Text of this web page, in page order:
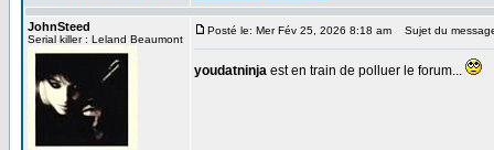
JohnSteed
Serial killer : Leland Beaumont
Posté le: Mer Fév 25, 2026 8:18 am Sujet du
youdatninja est en train de polluer le forum...